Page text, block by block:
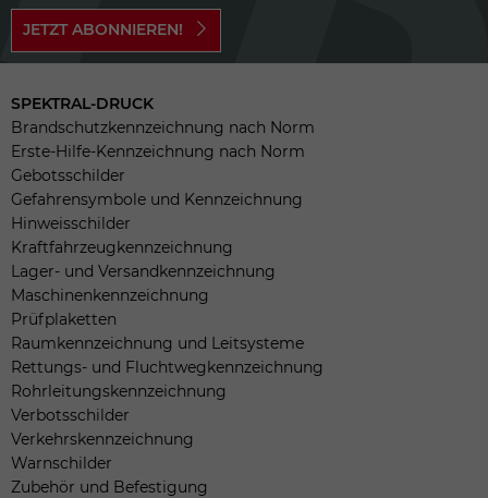
JETZT ABONNIEREN!
SPEKTRAL-DRUCK
Brandschutzkennzeichnung nach Norm
Erste-Hilfe-Kennzeichnung nach Norm
Gebotsschilder
Gefahrensymbole und Kennzeichnung
Hinweisschilder
Kraftfahrzeugkennzeichnung
Lager- und Versandkennzeichnung
Maschinenkennzeichnung
Prüfplaketten
Raumkennzeichnung und Leitsysteme
Rettungs- und Fluchtwegkennzeichnung
Rohrleitungskennzeichnung
Verbotsschilder
Verkehrskennzeichnung
Warnschilder
Zubehör und Befestigung
Zweck
Wir installiert sobald sich der Nutzer an
der Webseite anmeldet. Dient zum